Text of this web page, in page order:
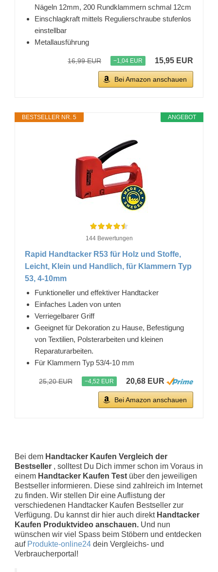
Nägeln 12mm, 200 Rundklammern schmal 12cm
Einschlagkraft mittels Regulierschraube stufenlos
einstellbar
Metallausführung
16,99 EUR −1,04 EUR 15,95 EUR
Bei Amazon anschauen
ANGEBOT
BESTSELLER NR. 5
144 Bewertungen
Rapid Handtacker R53 für Holz und Stoffe,
Leicht, Klein und Handlich, für Klammern Typ
53, 4-10mm
Funktioneller und effektiver Handtacker
Einfaches Laden von unten
Verriegelbarer Griff
Geeignet für Dekoration zu Hause, Befestigung
von Textilien, Polsterarbeiten und kleinen
Reparaturarbeiten.
Für Klammern Typ 53/4-10 mm
25,20 EUR −4,52 EUR 20,68 EUR
Bei Amazon anschauen
Bei dem Handtacker Kaufen Vergleich der
Bestseller , solltest Du Dich immer schon im Voraus in
einem Handtacker Kaufen Test über den jeweiligen
Bestseller informieren. Diese sind zahlreich im Internet
zu finden. Wir stellen Dir eine Auflistung der
verschiedenen Handtacker Kaufen Bestseller zur
Verfügung. Du kannst dir hier auch direkt Handtacker
Kaufen Produktvideo anschauen. Und nun
wünschen wir viel Spass beim Stöbern und entdecken
auf Produkte-online24 dein Vergleichs- und
Verbraucherportal!